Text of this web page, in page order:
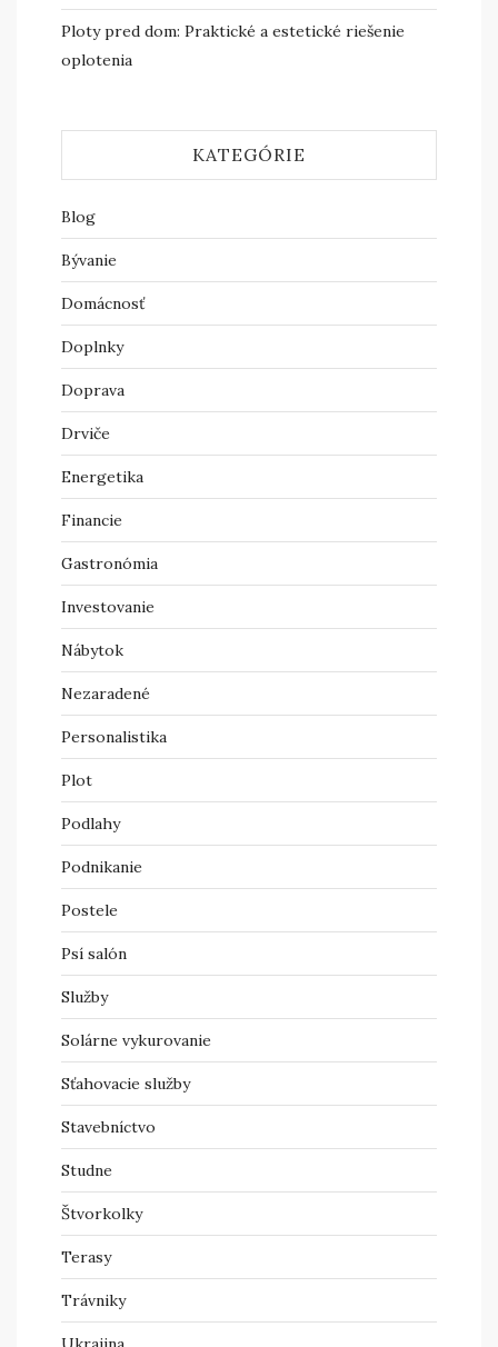
Ploty pred dom: Praktické a estetické riešenie
oplotenia
KATEGÓRIE
Blog
Bývanie
Domácnosť
Doplnky
Doprava
Drviče
Energetika
Financie
Gastronómia
Investovanie
Nábytok
Nezaradené
Personalistika
Plot
Podlahy
Podnikanie
Postele
Psí salón
Služby
Solárne vykurovanie
Sťahovacie služby
Stavebníctvo
Studne
Štvorkolky
Terasy
Trávniky